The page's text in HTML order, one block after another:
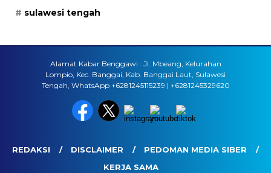
sulawesi tengah
Alamat Kabar Benggawi : Jl. Mbeang, Kelurahan
Lompio, Kec. Banggai, Kab. Banggai Laut, Sulawesi
Tengah, WhatsApp +6281245115239 | +6281245329620
REDAKSI DISCLAIMER
PEDOMAN MEDIA SIBER
KERJA SAMA